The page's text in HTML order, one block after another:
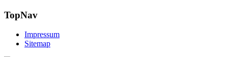
TopNav
Impressum
Sitemap